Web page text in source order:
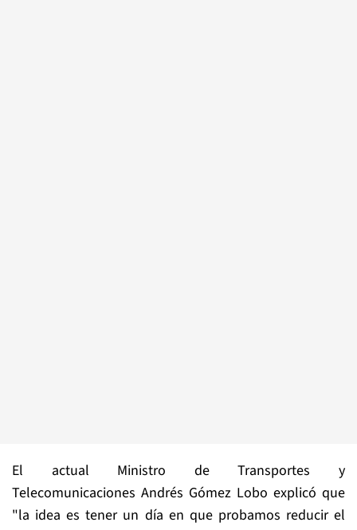
El actual Ministro de Transportes y
Telecomunicaciones Andrés Gómez Lobo explicó que
"la idea es tener un día en que probamos reducir el